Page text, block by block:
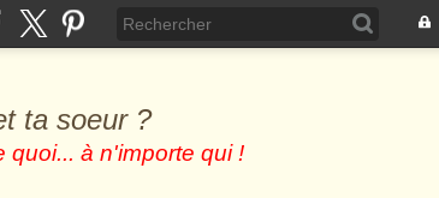
ta soeur ?
quoi... à n'importe qui !